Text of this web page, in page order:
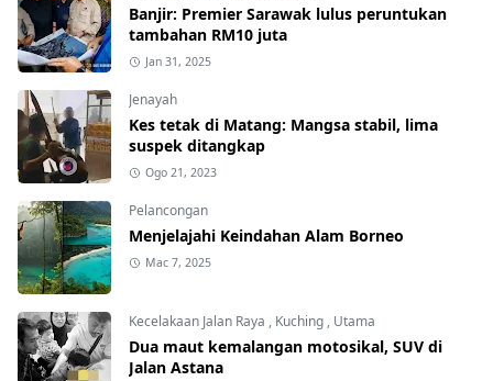
Banjir: Premier Sarawak lulus peruntukan
tambahan RM10 juta
Jan 31, 2025
Jenayah
Kes tetak di Matang: Mangsa stabil, lima
suspek ditangkap
Ogo 21, 2023
Pelancongan
Menjelajahi Keindahan Alam Borneo
Mac 7, 2025
Kecelakaan Jalan Raya , Kuching , Utama
Dua maut kemalangan motosikal, SUV di
Jalan Astana